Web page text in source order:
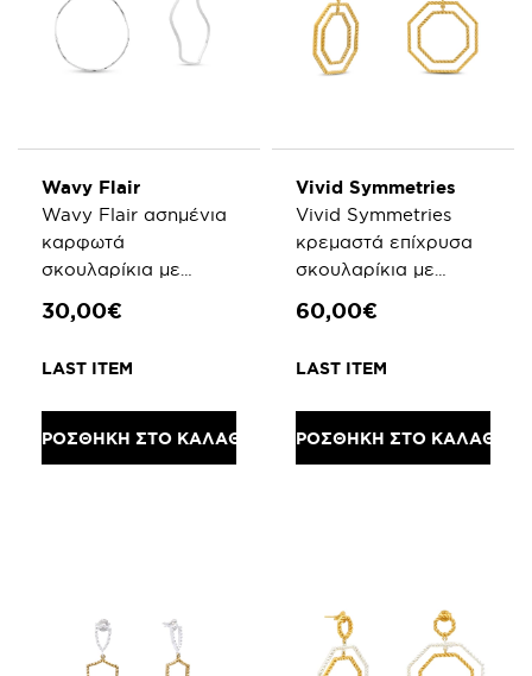
Wavy Flair
Wavy Flair ασημένια
καρφωτά
σκουλαρίκια με
30,00€
LAST ITEM
ΠΡΟΣΘΗΚΗ ΣΤΟ ΚΑΛΑΘΙ
Vivid Symmetries
Vivid Symmetries
κρεμαστά επίχρυσα
σκουλαρίκια με
60,00€
LAST ITEM
ΠΡΟΣΘΗΚΗ ΣΤΟ ΚΑΛΑΘΙ